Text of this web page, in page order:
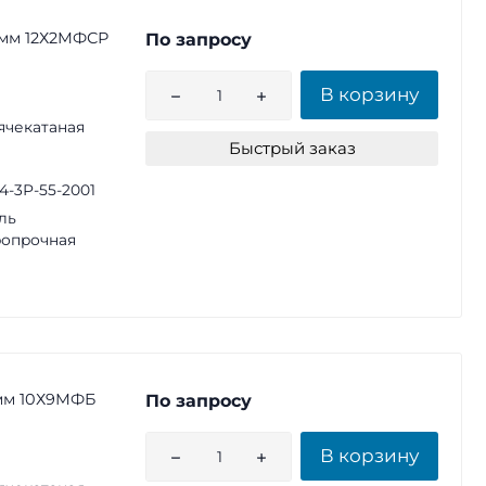
мм 12Х2МФСР
3Р-55-2001
По запросу
В корзину
Быстрый заказ
мм 10Х9МФБ По запросу
В корзину